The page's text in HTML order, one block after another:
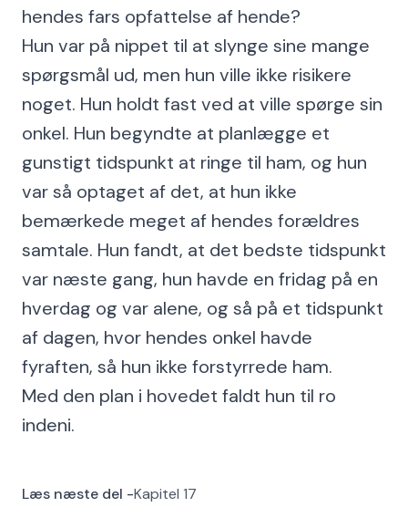
hendes fars opfattelse af hende?
Hun var på nippet til at slynge sine mange
spørgsmål ud, men hun ville ikke risikere
noget. Hun holdt fast ved at ville spørge sin
onkel. Hun begyndte at planlægge et
gunstigt tidspunkt at ringe til ham, og hun
var så optaget af det, at hun ikke
bemærkede meget af hendes forældres
samtale. Hun fandt, at det bedste tidspunkt
var næste gang, hun havde en fridag på en
hverdag og var alene, og så på et tidspunkt
af dagen, hvor hendes onkel havde
fyraften, så hun ikke forstyrrede ham.
Med den plan i hovedet faldt hun til ro
indeni.
Læs næste del -Kapitel 17